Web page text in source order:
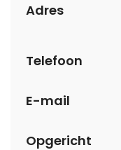
Adres
Telefoon
E-mail
Opgericht